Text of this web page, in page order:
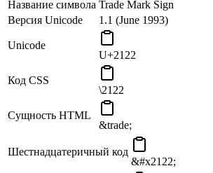
использоваться третьими лицами.
получила лицензию на производство
Group купила у Lucasfilm лицензию на
TT Toys Toys - производитель
для детей. Фирменное пиратство - это
использование товарных знаков при
имитации потребительских товаров.
Обозначение и символы
Эти символы могут быть использованы
ТМ ("торговый знак", который
Название символа Trade Mark Sign
Версия Unicode
1.1 (June 1993)
Unicode
U+2122
Код CSS
\2122
Сущность HTML
&trade;
Шестнадцатеричный код
&#x2122;